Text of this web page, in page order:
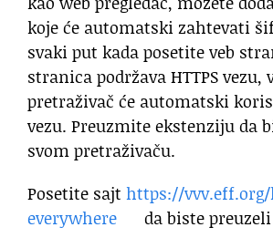
koje će automatski zahtevati
svaki put kada posetite veb
stranica podržava HTTPS vezu,
pretraživač će automatski
vezu. Preuzmite ekstenziju da
svom pretraživaču.
Posetite sajt https://
everywhere da biste preuzeli